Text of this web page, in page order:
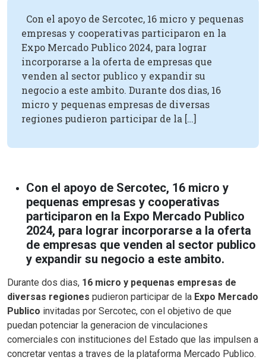
Con el apoyo de Sercotec, 16 micro y pequenas
empresas y cooperativas participaron en la
Expo Mercado Publico 2024, para lograr
incorporarse a la oferta de empresas que
venden al sector publico y expandir su
negocio a este ambito. Durante dos dias, 16
micro y pequenas empresas de diversas
regiones pudieron participar de la […]
Con el apoyo de Sercotec, 16 micro y
pequenas empresas y cooperativas
participaron en la Expo Mercado Publico
2024, para lograr incorporarse a la oferta
de empresas que venden al sector publico
y expandir su negocio a este ambito.
Durante dos dias, 16 micro y pequenas empresas de
diversas regiones pudieron participar de la Expo Mercado
Publico invitadas por Sercotec, con el objetivo de que
puedan potenciar la generacion de vinculaciones
comerciales con instituciones del Estado que las impulsen a
concretar ventas a traves de la plataforma Mercado Publico.